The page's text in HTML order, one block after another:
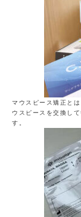
マウスピース矯正と
ウスピースを交換し
す。